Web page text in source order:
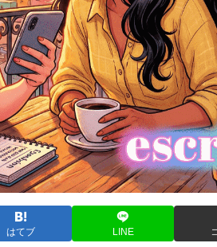
はてブ LINE